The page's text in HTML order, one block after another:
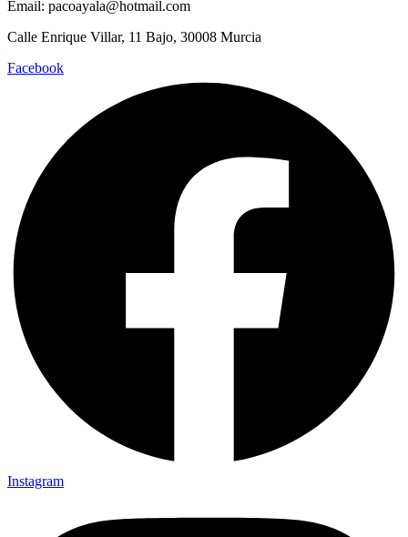
Email: pacoayala@hotmail.com
Calle Enrique Villar, 11 Bajo, 30008 Murcia
Facebook
Instagram